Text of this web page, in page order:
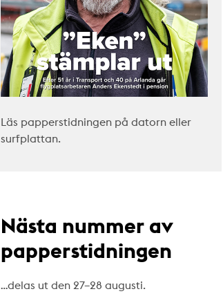
Läs papperstidningen på datorn eller
surfplattan.
Nästa nummer av
papperstidningen
…delas ut den 27–28 augusti.